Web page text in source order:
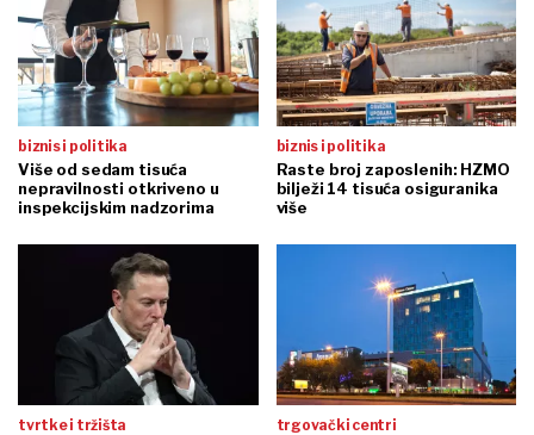
biznis i politika
Više od sedam tisuća
nepravilnosti otkriveno u
inspekcijskim nadzorima
biznis i politika
Raste broj zaposlenih: HZMO
bilježi 14 tisuća osiguranika
više
tvrtke i tržišta trgovački centri